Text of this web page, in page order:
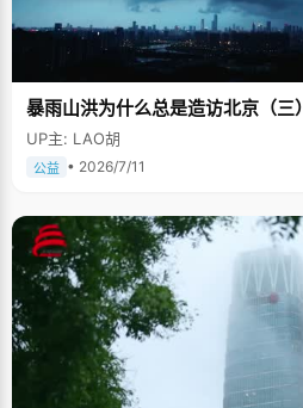
暴雨山洪为什么总是造访北京（三）
UP主: LAO胡
公益 • 2026/7/11